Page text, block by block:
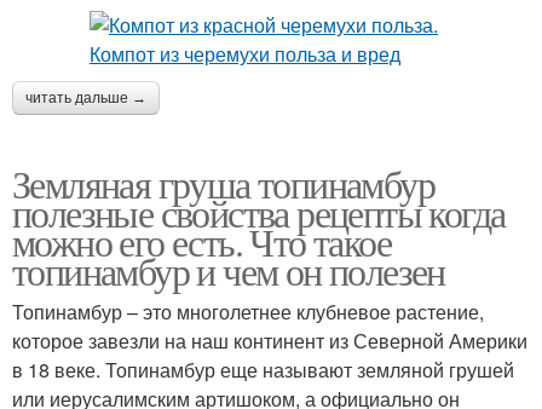
читать дальше →
Земляная груша топинамбур
полезные свойства рецепты когда
можно его есть. Что такое
топинамбур и чем он полезен
Топинамбур – это многолетнее клубневое растение,
которое завезли на наш континент из Северной Америки
в 18 веке. Топинамбур еще называют земляной грушей
или иерусалимским артишоком, а официально он